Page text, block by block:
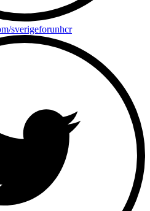
sverigeforunhcr